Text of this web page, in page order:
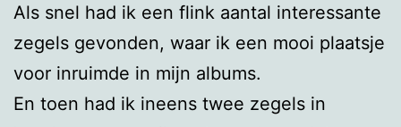
Als snel had ik een flink aantal interessante
zegels gevonden, waar ik een mooi plaatsje
voor inruimde in mijn albums.
En toen had ik ineens twee zegels in